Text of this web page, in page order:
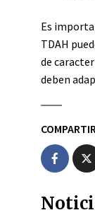
Es
TDAH
de
deben